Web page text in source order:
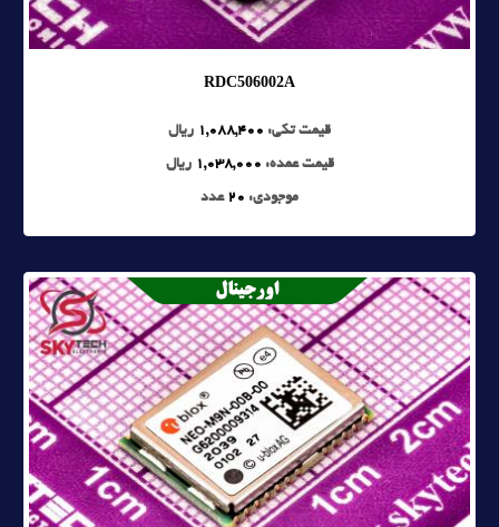
RDC506002A
قیمت تکی: 1,088,400 ریال
قیمت عمده: 1,038,000 ریال
موجودی: 20 عدد